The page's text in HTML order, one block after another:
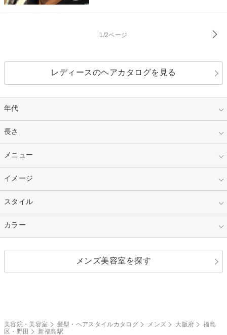
1/2ページ
レディースのヘアカタログを見る
年代
指定なし
10代
30代
長さ
指定なし
ショート
セミロング
メニュー
指定なし
カラー
縮毛矯正
イメージ
指定なし
キュート
ストリート
スタイル
指定なし
ポニーテール
カラー
メンズ美容室を探す
美容院・美容室 髪型・ヘアスタイルカタログ メンズ 大阪府
福島
区・野田
新福島駅